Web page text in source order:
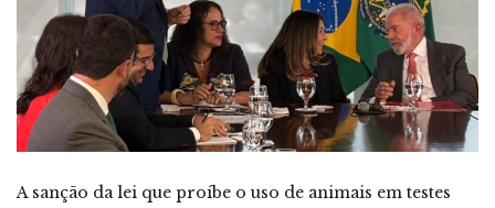
A sanção da lei que proíbe o uso de animais em testes